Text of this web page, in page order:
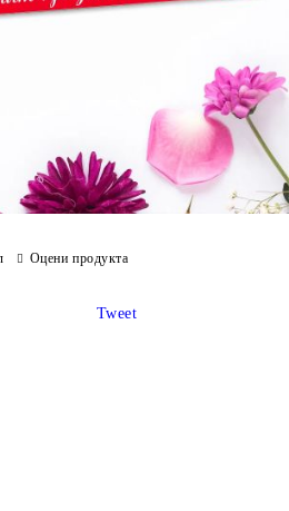
Оцени продукта
Tweet